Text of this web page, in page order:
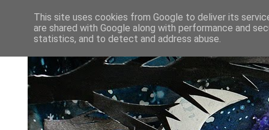
This site uses cookies from Google to deliver its
are shared with Google along with performance and
statistics, and to detect and address abuse.